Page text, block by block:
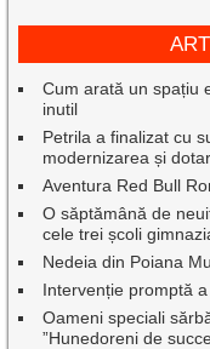
Cum arată un spațiu
inutil
Petrila a finalizat cu
modernizarea și
Aventura Red Bull
O săptămână de
cele trei școli
Nedeia din Poiana
Intervenție promptă
Oameni speciali
”Hunedoreni de